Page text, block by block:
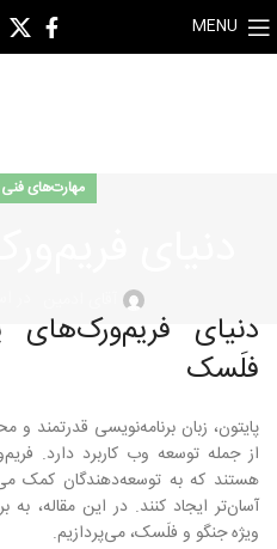
MENU
مهارت‌های
دنیای فریم‌ورک‌های
فلَسک
پایتون، زبان برنامه‌نویسی قدرتمند
از جمله توسعه وب کاربرد دارد.
هستند که به توسعه‌دهندگان کمک
آسان‌تر ایجاد کنند. در این مقاله،
ویژه جنگو و فلَسک، می‌پردازیم.